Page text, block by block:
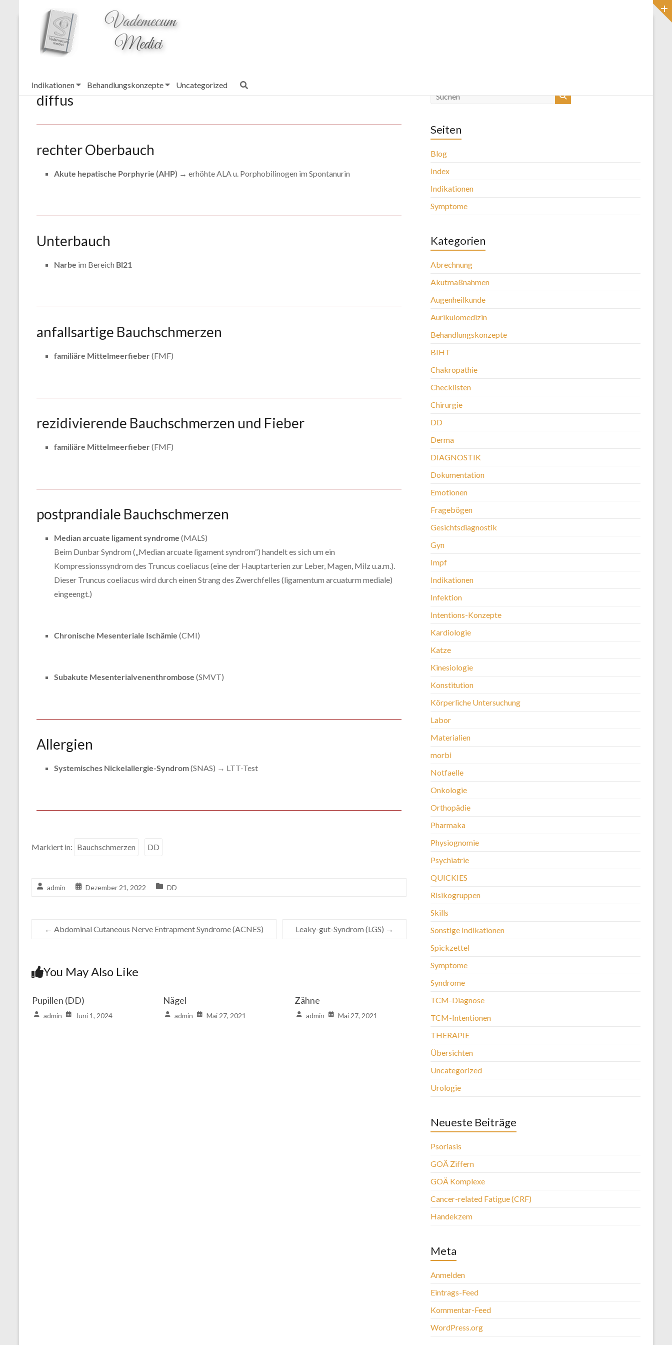
topheader
Indikationen Behandlungskonzepte Uncategorized
DD Bauchschmerz
diffus
rechter Oberbauch
Akute hepatische Porphyrie (AHP) → erhöhte ALA u. Porphobilinogen im Spontanurin
Unterbauch
Narbe im Bereich Bl21
anfallsartige Bauchschmerzen
familiäre Mittelmeerfieber(FMF)
rezidivierende Bauchschmerzen und Fieber
familiäre Mittelmeerfieber(FMF)
postprandiale Bauchschmerzen
Median arcuate ligament syndrome (MALS)
Beim Dunbar Syndrom („Median arcuate ligament syndrom“) handelt es sich um ein
Kompressionssyndrom des Truncus coeliacus (eine der Hauptarterien zur Leber, Magen, Milz u.a.m.).
Dieser Truncus coeliacus wird durch einen Strang des Zwerchfelles (ligamentum arcuaturm mediale)
eingeengt.)
Chronische Mesenteriale Ischämie (CMI)
Subakute Mesenterialvenenthrombose (SMVT)
Allergien
Systemisches Nickelallergie-Syndrom(SNAS) → LTT-Test
Markiert in: Bauchschmerzen DD
admin Dezember 21, 2022 DD
← Abdominal Cutaneous Nerve Entrapment Syndrome (ACNES) Leaky-gut-Syndrom (LGS) →
You May Also Like
Pupillen (DD)
admin Juni 1, 2024
Nägel
admin Mai 27, 2021
Zähne
admin Mai 27, 2021
Seiten
Blog
Index
Indikationen
Symptome
Kategorien
Abrechnung
Akutmaßnahmen
Augenheilkunde
Aurikulomedizin
Behandlungskonzepte
BIHT
Chakropathie
Checklisten
Chirurgie
DD
Derma
DIAGNOSTIK
Dokumentation
Emotionen
Fragebögen
Gesichtsdiagnostik
Gyn
Impf
Indikationen
Infektion
Intentions-Konzepte
Kardiologie
Katze
Kinesiologie
Konstitution
Körperliche Untersuchung
Labor
Materialien
morbi
Notfaelle
Onkologie
Orthopädie
Pharmaka
Physiognomie
Psychiatrie
QUICKIES
Risikogruppen
Skills
Sonstige Indikationen
Spickzettel
Symptome
Syndrome
TCM-Diagnose
TCM-Intentionen
THERAPIE
Übersichten
Uncategorized
Urologie
Neueste Beiträge
Psoriasis
GOÄ Ziffern
GOÄ Komplexe
Cancer-related Fatigue (CRF)
Handekzem
Meta
Anmelden
Eintrags-Feed
Kommentar-Feed
WordPress.org